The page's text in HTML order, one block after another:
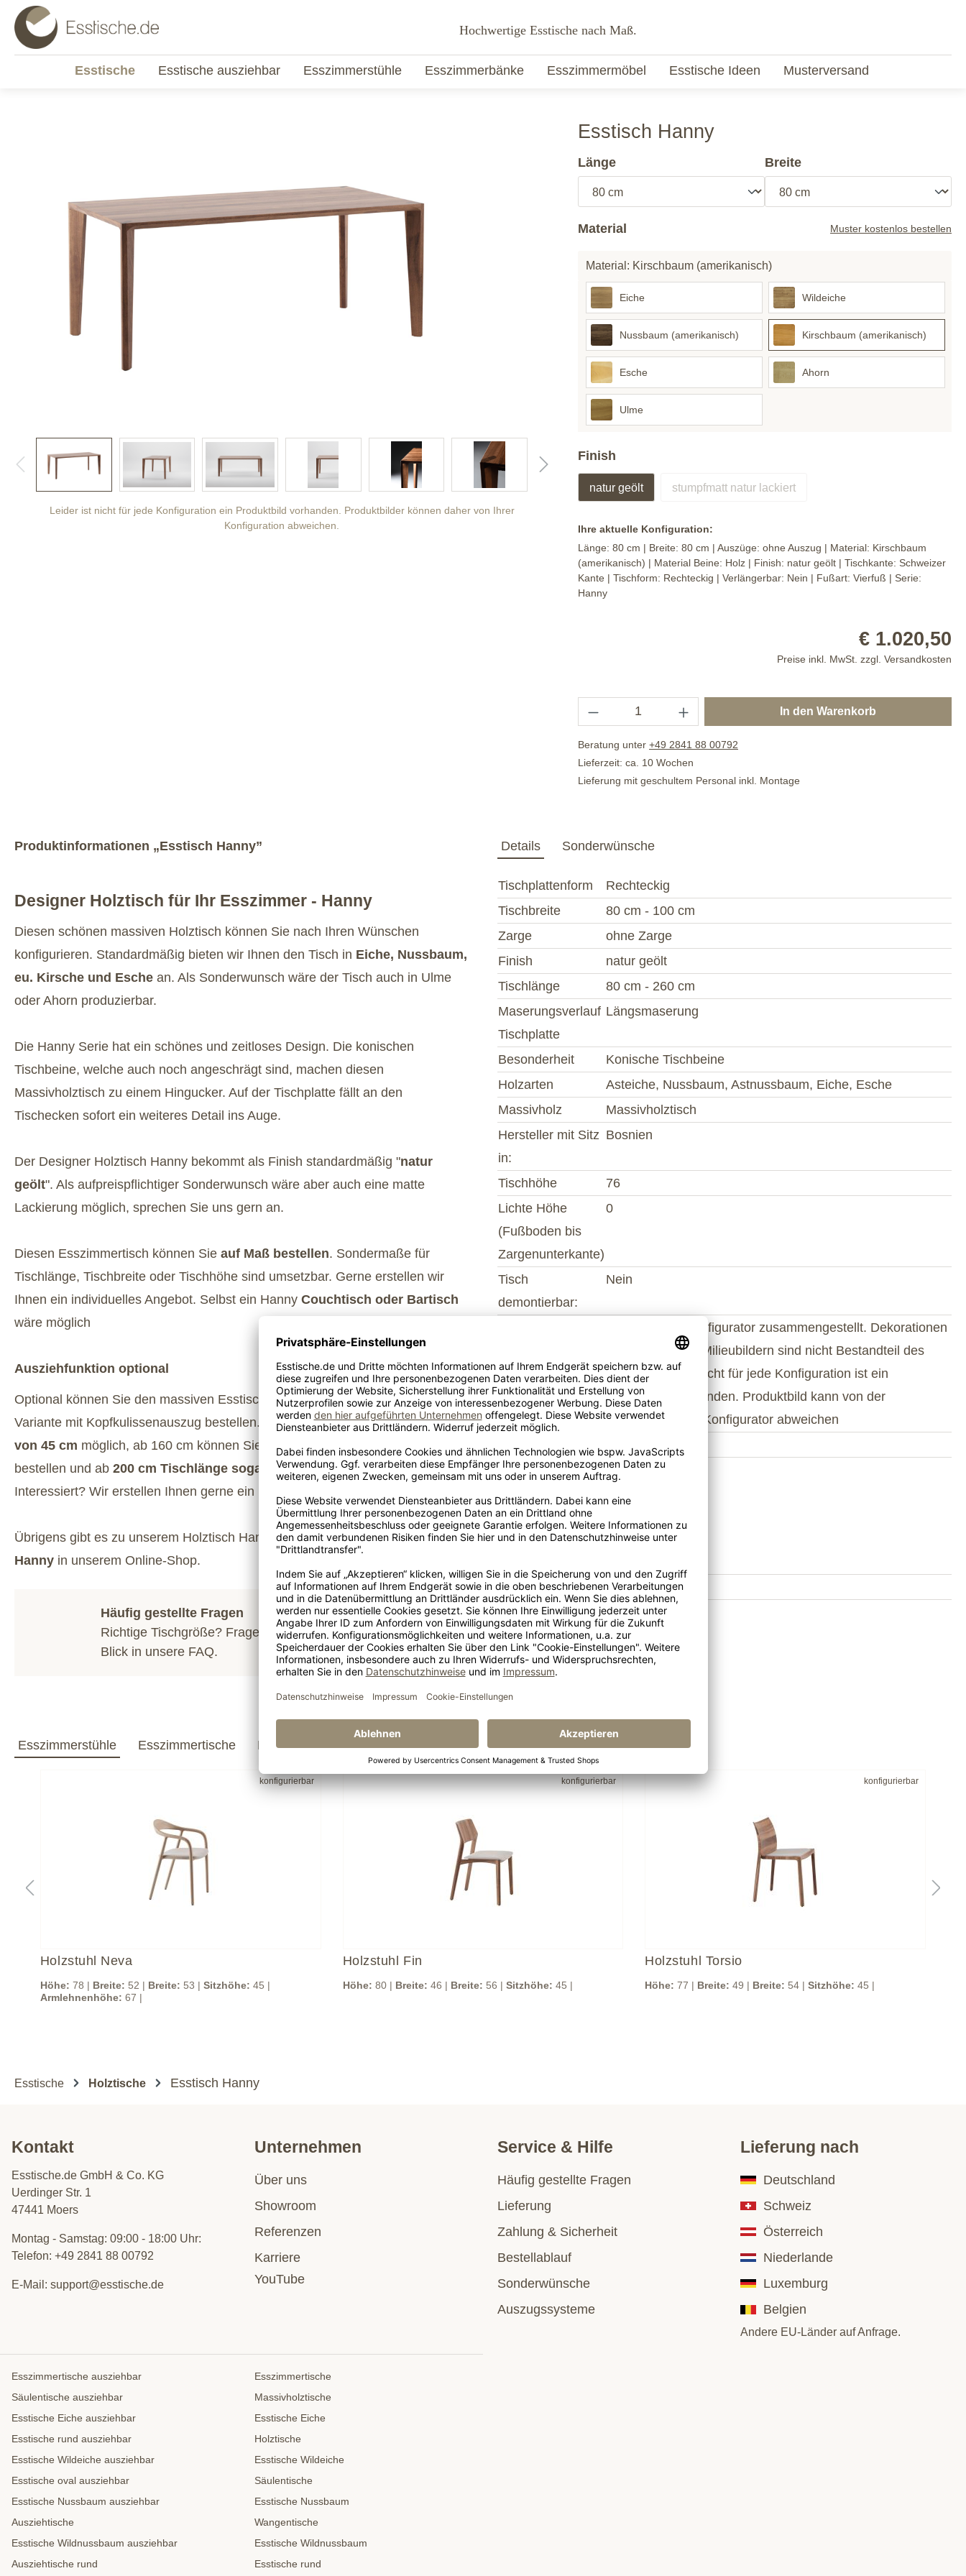
Hochwertige Esstische nach Maß.
Esstische Esstische ausziehbar Esszimmerstühle Esszimmerbänke Esszimmermöbel Esstische Ideen Musterversand
Leider ist nicht für jede Konfiguration ein Produktbild vorhanden. Produktbilder können daher von Ihrer
Konfiguration abweichen.
Esstisch Hanny
Länge Breite
Material Muster kostenlos bestellen
Material: Kirschbaum (amerikanisch)
Eiche Wildeiche
Nussbaum (amerikanisch) Kirschbaum (amerikanisch)
Esche Ahorn
Ulme
Finish
natur geölt stumpfmatt natur lackiert
Ihre aktuelle Konfiguration:
Länge: 80 cm | Breite: 80 cm | Auszüge: ohne Auszug | Material: Kirschbaum
(amerikanisch) | Material Beine: Holz | Finish: natur geölt | Tischkante: Schweizer
Kante | Tischform: Rechteckig | Verlängerbar: Nein | Fußart: Vierfuß | Serie:
Hanny
€ 1.020,50
Preise inkl. MwSt. zzgl. Versandkosten
In den Warenkorb
Beratung unter +49 2841 88 00792
Lieferzeit: ca. 10 Wochen
Lieferung mit geschultem Personal inkl. Montage
Produktinformationen „Esstisch Hanny”
Designer Holztisch für Ihr Esszimmer - Hanny
Diesen schönen massiven Holztisch können Sie nach Ihren Wünschen
konfigurieren. Standardmäßig bieten wir Ihnen den Tisch in Eiche, Nussbaum,
eu. Kirsche und Esche an. Als Sonderwunsch wäre der Tisch auch in Ulme
oder Ahorn produzierbar.
Die Hanny Serie hat ein schönes und zeitloses Design. Die konischen
Tischbeine, welche auch noch angeschrägt sind, machen diesen
Massivholztisch zu einem Hingucker. Auf der Tischplatte fällt an den
Tischecken sofort ein weiteres Detail ins Auge.
Der Designer Holztisch Hanny bekommt als Finish standardmäßig "natur
geölt". Als aufpreispflichtiger Sonderwunsch wäre aber auch eine matte
Lackierung möglich, sprechen Sie uns gern an.
Diesen Esszimmertisch können Sie auf Maß bestellen. Sondermaße für
Tischlänge, Tischbreite oder Tischhöhe sind umsetzbar. Gerne erstellen wir
Ihnen ein individuelles Angebot. Selbst ein Hanny Couchtisch oder Bartisch
wäre möglich
Ausziehfunktion optional
Optional können Sie den massiven Esstisch Hanny auch als ausziehbare
Variante mit Kopfkulissenauszug bestellen.
Ab 120 cm ist eine Klappeinlage
von 45 cm möglich, ab 160 cm können Sie schon 2 Klappeinlagen a 45
bestellen und ab 200 cm Tischlänge sogar 2 Klappeinlagen a 50 cm.
Interessiert? Wir erstellen Ihnen gerne ein individuelles Angebot.
Übrigens gibt es zu unserem Holztisch Hanny auch passend den Holzstuhl
Hanny in unserem Online-Shop.
Häufig gestellte Fragen
Richtige Tischgröße? Fragen zum Holz? Werfen Sie einen
Blick in unsere FAQ.
Details Sonderwünsche
Tischplattenform
Rechteckig
Tischbreite
80 cm - 100 cm
Zarge
ohne Zarge
Finish
natur geölt
Tischlänge
80 cm - 260 cm
Maserungsverlauf
Tischplatte
Längsmaserung
Besonderheit
Konische Tischbeine
Holzarten
Asteiche, Nussbaum, Astnussbaum, Eiche, Esche
Massivholz
Massivholztisch
Hersteller mit Sitz
in:
Bosnien
Tischhöhe
76
Lichte Höhe
(Fußboden bis
Zargenunterkante)
0
Tisch
demontierbar:
Nein
Möbel wie im Konfigurator zusammengestellt. Dekorationen
in Produkt- oder Milieubildern sind nicht Bestandteil des
Lieferumfangs. Nicht für jede Konfiguration ist ein
Produktbild vorhanden. Produktbild kann von der
Konfiguration im Konfigurator abweichen
Tischbeinmaterial
Lichte Höhe
(Fußboden bis
Zargenunterkante
0
Tischplattenprofil
Esszimmerstühle Esszimmertische Esszimmerbänke Esszimmermöbel
konfigurierbar
Holzstuhl Neva
Höhe: 78 | Breite: 52 | Breite: 53 | Sitzhöhe: 45 |
Armlehnenhöhe: 67 |
konfigurierbar
Holzstuhl Fin
Höhe: 80 | Breite: 46 | Breite: 56 | Sitzhöhe: 45 |
konfigurierbar
Holzstuhl Torsio
Höhe: 77 | Breite: 49 | Breite: 54 |Sitzhöhe: 45 |
Esstische Holztische Esstisch Hanny
Kontakt
Esstische.de GmbH & Co. KG
Uerdinger Str. 1
47441 Moers
Montag - Samstag: 09:00 - 18:00 Uhr:
Telefon: +49 2841 88 00792
E-Mail: support@esstische.de
Unternehmen
Über uns
Showroom
Referenzen
Karriere
YouTube
Service & Hilfe
Häufig gestellte Fragen
Lieferung
Zahlung & Sicherheit
Bestellablauf
Sonderwünsche
Auszugssysteme
Lieferung nach
Deutschland
Schweiz
Österreich
Niederlande
Luxemburg
Belgien
Andere EU-Länder auf Anfrage.
Esszimmertische ausziehbar
Säulentische ausziehbar
Esstische Eiche ausziehbar
Esstische rund ausziehbar
Esstische Wildeiche ausziehbar
Esstische oval ausziehbar
Esstische Nussbaum ausziehbar
Ausziehtische
Esstische Wildnussbaum ausziehbar
Ausziehtische rund
Esszimmertische
Massivholztische
Esstische Eiche
Holztische
Esstische Wildeiche
Säulentische
Esstische Nussbaum
Wangentische
Esstische Wildnussbaum
Esstische rund